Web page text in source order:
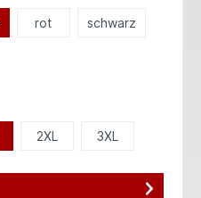
rot schwarz
2XL 3XL